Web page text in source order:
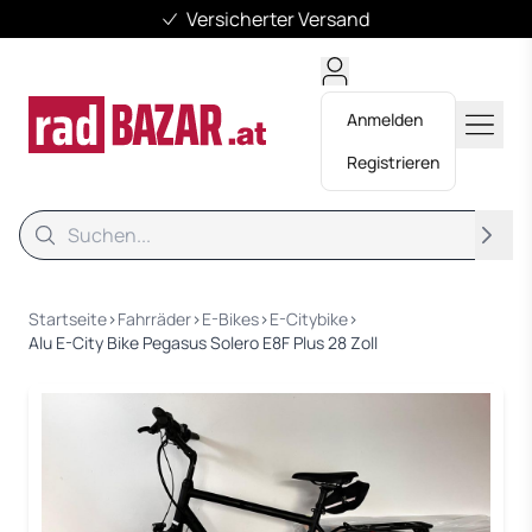
Versicherter Versand
Anmelden
Registrieren
Suche
Startseite›Fahrräder›E-Bikes›E-Citybike›
Alu E-City Bike Pegasus Solero E8F Plus 28 Zoll